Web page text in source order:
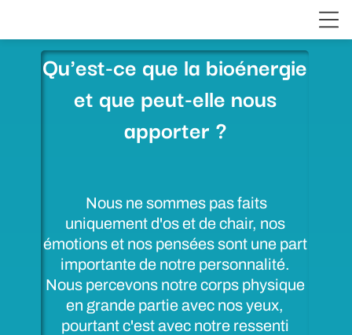
Qu'est-ce que la bioénergie
et que peut-elle nous
apporter ?
Nous ne sommes pas faits
uniquement d'os et de chair, nos
émotions et nos pensées sont une part
importante de notre personnalité.
Nous percevons notre corps physique
en grande partie avec nos yeux,
pourtant c'est avec notre ressenti